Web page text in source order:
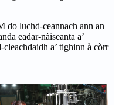
do luchd-ceannach ann an
eadar-nàiseanta a’
a’ tighinn à còrr